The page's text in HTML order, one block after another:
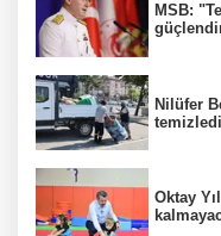
MSB:
Nilüfer
Oktay